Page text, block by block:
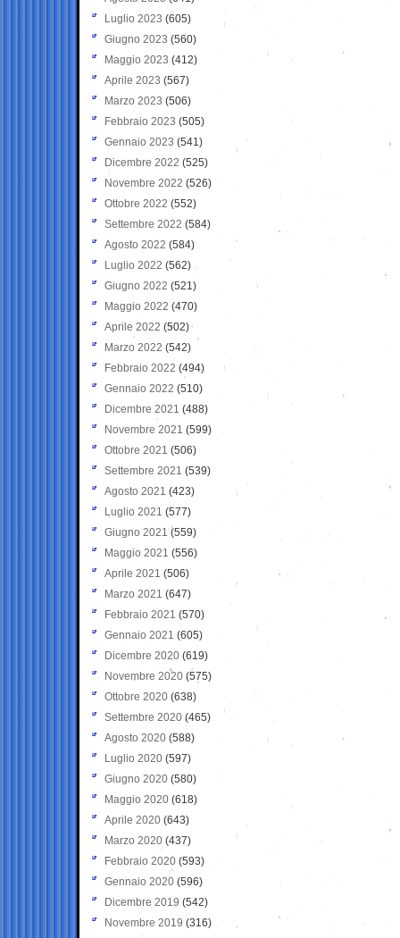
Luglio 2023 (605)
Giugno 2023 (560)
Maggio 2023 (412)
Aprile 2023 (567)
Marzo 2023 (506)
Febbraio 2023 (505)
Gennaio 2023 (541)
Dicembre 2022 (525)
Novembre 2022 (526)
Ottobre 2022 (552)
Settembre 2022 (584)
Agosto 2022 (584)
Luglio 2022 (562)
Giugno 2022 (521)
Maggio 2022 (470)
Aprile 2022 (502)
Marzo 2022 (542)
Febbraio 2022 (494)
Gennaio 2022 (510)
Dicembre 2021 (488)
Novembre 2021 (599)
Ottobre 2021 (506)
Settembre 2021 (539)
Agosto 2021 (423)
Luglio 2021 (577)
Giugno 2021(559)
Maggio 2021 (556)
Aprile 2021 (506)
Marzo 2021 (647)
Febbraio 2021 (570)
Gennaio 2021 (605)
Dicembre 2020 (619)
Novembre 2020 (575)
Ottobre 2020 (638)
Settembre 2020(465)
Agosto 2020 (588)
Luglio 2020 (597)
Giugno 2020 (580)
Maggio 2020 (618)
Aprile 2020 (643)
Marzo 2020 (437)
Febbraio 2020 (593)
Gennaio 2020 (596)
Dicembre 2019 (542)
Novembre 2019 (316)